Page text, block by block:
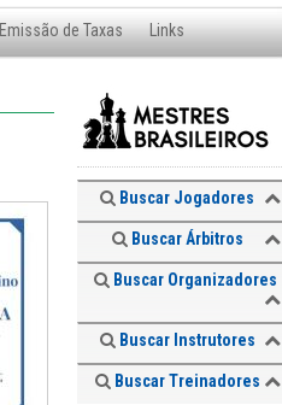
Emissão de Taxas Links
Buscar Jogadores
Buscar Árbitros
Buscar Organizadores
Buscar Instrutores
Buscar Treinadores